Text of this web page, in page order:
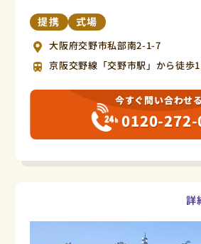
提携 式場
大阪府交野市私部南2-1-7
京阪交野線「交野市駅」から徒歩
今すぐ問い合わせる
0120-272-
詳